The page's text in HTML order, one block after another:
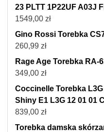
23 PLTT 1P22UF A03J
1549,00 zł
Gino Rossi Torebka
260,99 zł
Rage Age Torebka RA-
349,00 zł
Coccinelle Torebka
Shiny E1 L3G 12 01 01
839,00 zł
Torebka damska